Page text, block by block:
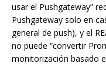
usar el Pushgateway”
Pushgateway solo en
general de push), y el
no puede “convertir
monitorización basado